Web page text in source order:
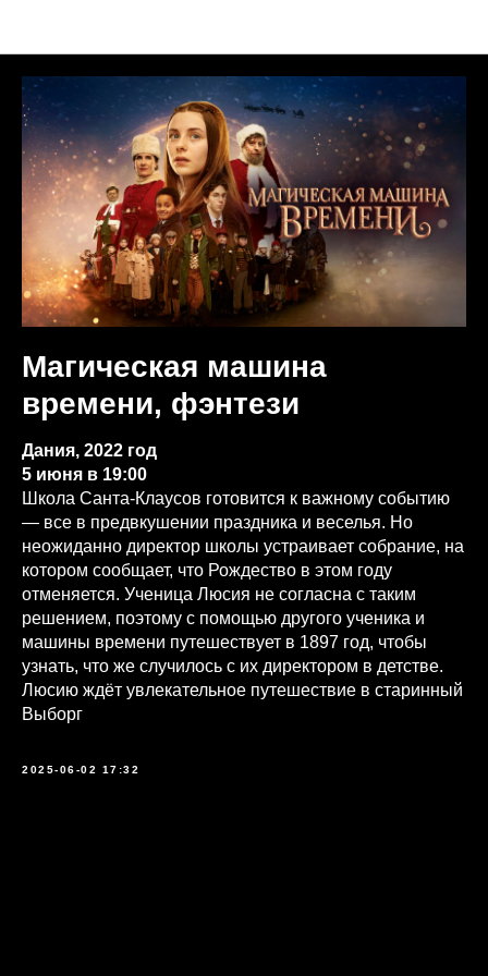
Магическая машина
времени, фэнтези
Дания, 2022 год
5 июня в 19:00
Школа Санта-Клаусов готовится к важному событию
— все в предвкушении праздника и веселья. Но
неожиданно директор школы устраивает собрание, на
котором сообщает, что Рождество в этом году
отменяется. Ученица Люсия не согласна с таким
решением, поэтому с помощью другого ученика и
машины времени путешествует в 1897 год, чтобы
узнать, что же случилось с их директором в детстве.
Люсию ждёт увлекательное путешествие в старинный
Выборг
2025-06-02 17:32